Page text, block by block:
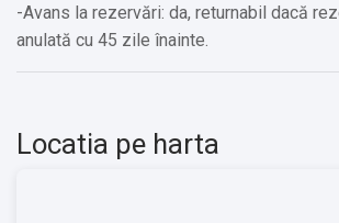
✔️ Capace de siguranță pentru prize
✔️ Fumatul interzis în toate spaţiile publice
✔️ Camere pentru nefumători
Alte servicii oferite contra
✔️ Transfer de la și/sau la aeroport
-Avans la rezervări: da, returnabil dacă
anulată cu 45 zile înainte.
Locatia pe harta